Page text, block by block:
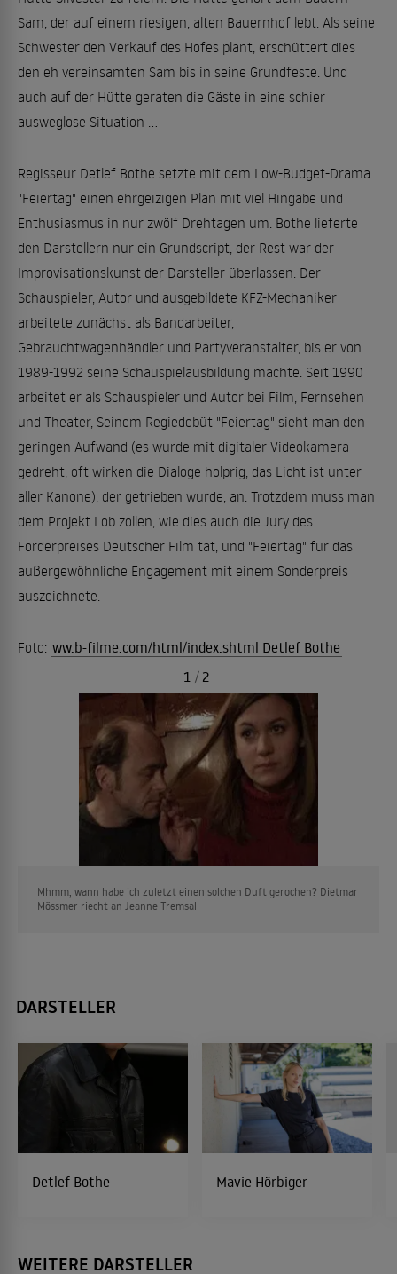
Sam, der auf einem riesigen, alten Bauernhof lebt. Als seine
Schwester den Verkauf des Hofes plant, erschüttert dies
den eh vereinsamten Sam bis in seine Grundfeste. Und
auch auf der Hütte geraten die Gäste in eine schier
ausweglose Situation ...
Regisseur Detlef Bothe setzte mit dem Low-Budget-Drama
"Feiertag" einen ehrgeizigen Plan mit viel Hingabe und
Enthusiasmus in nur zwölf Drehtagen um. Bothe lieferte
den Darstellern nur ein Grundscript, der Rest war der
Improvisationskunst der Darsteller überlassen. Der
Schauspieler, Autor und ausgebildete KFZ-Mechaniker
arbeitete zunächst als Bandarbeiter,
Gebrauchtwagenhändler und Partyveranstalter, bis er von
1989-1992 seine Schauspielausbildung machte. Seit 1990
arbeitet er als Schauspieler und Autor bei Film, Fernsehen
und Theater, Seinem Regiedebüt "Feiertag" sieht man den
geringen Aufwand (es wurde mit digitaler Videokamera
gedreht, oft wirken die Dialoge holprig, das Licht ist unter
aller Kanone), der getrieben wurde, an. Trotzdem muss man
dem Projekt Lob zollen, wie dies auch die Jury des
Förderpreises Deutscher Film tat, und "Feiertag" für das
außergewöhnliche Engagement mit einem Sonderpreis
auszeichnete.
Foto: ww.b-filme.com/html/index.shtml Detlef Bothe
Mhmm, wann habe ich zuletzt einen solchen Duft gerochen? Dietmar
Mössmer riecht an Jeanne Tremsal
1 / 2
DARSTELLER
Detlef Bothe Mavie Hörbiger
WEITERE DARSTELLER